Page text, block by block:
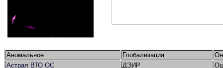
Аномальное Глобализация
Астрал ВТО ОС
ДЭИР